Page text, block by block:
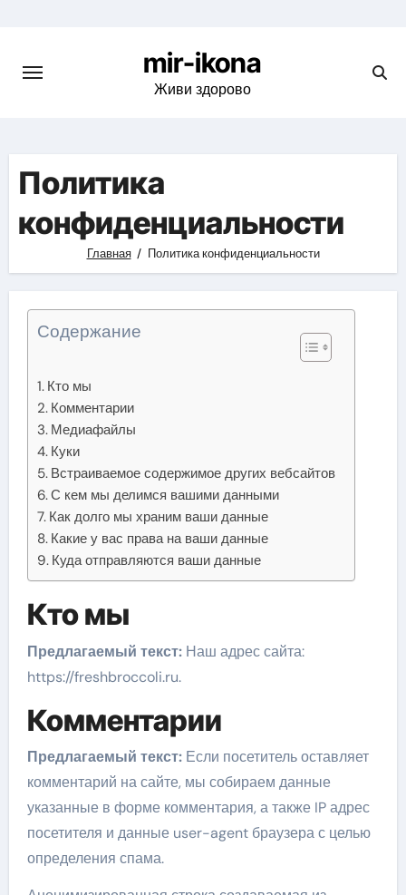
content
mir-ikona
Живи здорово
Политика
конфиденциальности
Главная Политика конфиденциальности
Содержание
Кто мы
Комментарии
Медиафайлы
Куки
Встраиваемое содержимое других вебсайтов
С кем мы делимся вашими данными
Как долго мы храним ваши данные
Какие у вас права на ваши данные
Куда отправляются ваши данные
Кто мы
Предлагаемый текст: Наш адрес сайта:
https://freshbroccoli.ru.
Комментарии
Предлагаемый текст: Если посетитель оставляет
комментарий на сайте, мы собираем данные
указанные в форме комментария, а также IP адрес
посетителя и данные user-agent браузера с целью
определения спама.